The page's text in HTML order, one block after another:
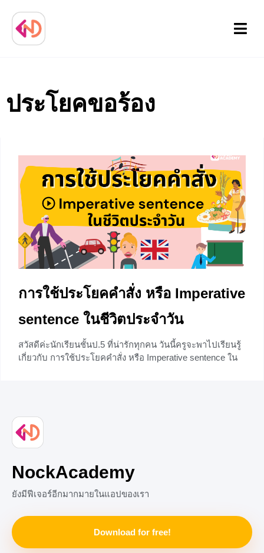
Menu
ประโยคขอร้อง
การใช้ประโยคคำสั่ง หรือ Imperative
sentence ในชีวิตประจำวัน
สวัสดีค่ะนักเรียนชั้นป.5 ที่น่ารักทุกคน วันนี้ครูจะพาไปเรียนรู้
เกี่ยวกับ การใช้ประโยคคำสั่ง หรือ Imperative sentence ใน
sentence คือประโยคที่เจอบ่อยเมื่อต้องพูด ให้คำคำปรึกษา
NockAcademy
ยังมีฟีเจอร์อีกมากมายในแอปของเรา
Download for free!